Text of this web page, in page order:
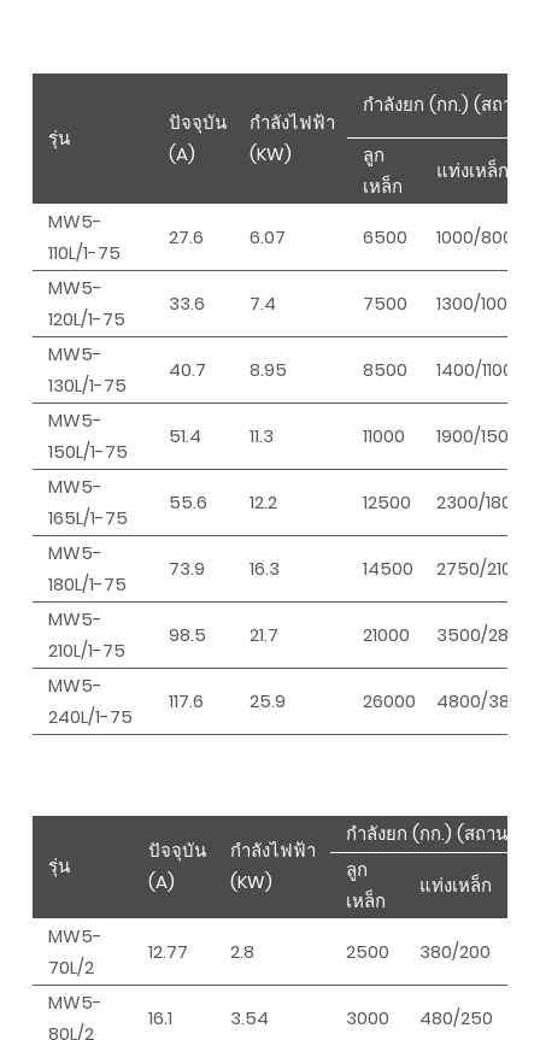
รุ่น
ปัจจุบัน
(A)
กำลังไฟฟ้า
(KW)
กำลังยก (กก.) (สถาน
ลูก
เหล็ก
แท่งเหล็ก
MW5-
110L/1-75
27.6 6.07 6500
1000/800
MW5-
120L/1-75
33.6 7.4 7500
1300/1000
MW5-
130L/1-75
40.7 8.95 8500
1400/1100
MW5-
150L/1-75
51.4 11.3 11000
1900/1500
MW5-
165L/1-75
55.6 12.2 12500
2300/1800
MW5-
180L/1-75
73.9 16.3 14500
2750/2100
MW5-
210L/1-75
98.5 21.7 21000
3500/2800
MW5-
240L/1-75
117.6 25.9 26000 4800/3800
รุ่น
ปัจจุบัน
(A)
กำลังไฟฟ้า
(KW)
กำลังยก (กก.) (สถานะเ
ลูก
เหล็ก
แท่งเหล็ก
MW5-
70L/2
12.77 2.8 2500 380/200
MW5-
80L/2
16.1 3.54 3000 480/250